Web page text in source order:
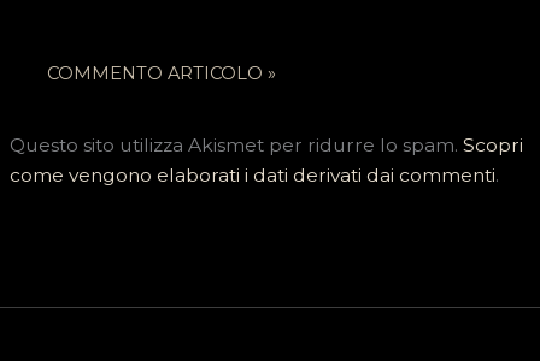
Questo sito utilizza Akismet per ridurre lo spam.Scopri
come vengono elaborati i dati derivati dai commenti.